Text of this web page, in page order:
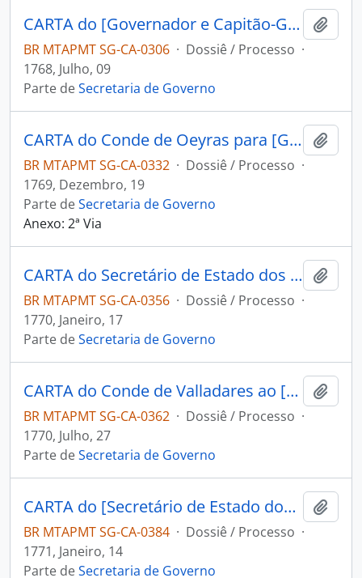
CARTA do [Governador e Capitão-General da Capitania de Goiás] João Manoel de Mello ao [Governador e Capitão-General da Capitania de Mato Grosso] João Pedro da Câmara.
BR MTAPMT SG-CA-0306 · Dossiê / Processo ·
1768, Julho, 09
Parte deSecretaria de Governo
CARTA do Conde de Oeyras para [Governador e Capitão-General da Capitania de Mato Grosso] Luiz Pinto de Souza [Coutinho].
BR MTAPMT SG-CA-0332 · Dossiê / Processo ·
1769, Dezembro, 19
Parte deSecretaria de Governo
Anexo: 2ª Via
CARTA do Secretário de Estado dos Negócios da Marinha e Domínio Ultramarino Martinho de Mello Castro ao [Governador e Capitão-General da Capitania de Mato Grosso] Luís Pinto de Souza Coutinho.
BR MTAPMT SG-CA-0356 · Dossiê / Processo ·
1770, Janeiro, 17
Parte deSecretaria de Governo
CARTA do Conde de Valladares ao [Governador e Capitão-General da Capitania de Mato Grosso] Luís Pinto de Souza Coutinho.
BR MTAPMT SG-CA-0362 · Dossiê / Processo ·
1770, Julho, 27
Parte deSecretaria de Governo
CARTA do [Secretário de Estado dos Negócios da Marinha e Ultramar] Martinho de Melo e Castro ao [Governador e Capitão-General da Capitania de Mato Grosso] Luís Pinto de Souza Coutinho.
BR MTAPMT SG-CA-0384 · Dossiê / Processo ·
1771, Janeiro, 14
Parte deSecretaria de Governo